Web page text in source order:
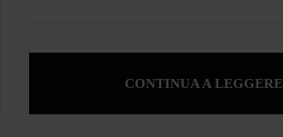
CONTINUA A LEGGERE